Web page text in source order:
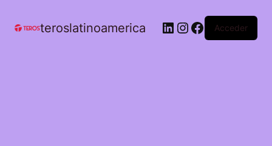
teroslatinoamerica Acceder